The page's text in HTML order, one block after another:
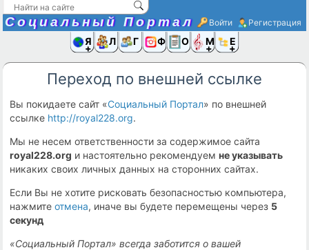
Социальный Портал Войти Регистрация
Я иЛюди
Группы
Фото Ещё
Переход по внешней ссылке
Вы покидаете сайт «Социальный Портал» по внешней
ссылке http://royal228.org.
Мы не несем ответственности за содержимое сайта
royal228.org и настоятельно рекомендуемне указывать
никаких своих личных данных на сторонних сайтах.
Если Вы не хотите рисковать безопасностью компьютера,
нажмитеотмена, иначе вы будете перемещены через 5
секунд
«Социальный Портал» всегда заботится о вашей